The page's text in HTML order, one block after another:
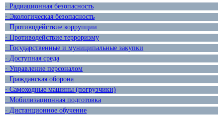
· Радиационная безопасность
· Экологическая безопасность
· Противодействие коррупции
· Противодействие терроризму
· Государственные и муниципальные закупки
· Доступная среда
· Управление персоналом
· Гражданская оборона
· Самоходные машины (погрузчики)
· Мобилизационная подготовка
· Дистанционное обучение